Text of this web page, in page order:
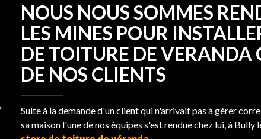
NOUS NOUS SOMMES
LES MINES POUR
DE TOITURE DE VERANDA
DE NOS CLIENTS
Suite à la demande d'un client qui n'arrivait pas à gérer
sa maison l'une de nos équipes s'est rendue chez lui, à